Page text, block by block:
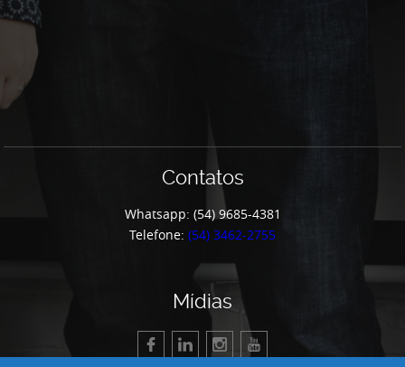
Contatos
Whatsapp: (54) 9685-4381
Telefone: (54) 3462-2755
Mídias